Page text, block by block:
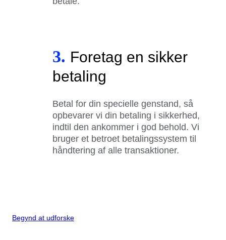
3. Foretag en sikker
betaling
Betal for din specielle genstand, så
opbevarer vi din betaling i sikkerhed,
indtil den ankommer i god behold. Vi
bruger et betroet betalingssystem til
håndtering af alle transaktioner.
Begynd at udforske